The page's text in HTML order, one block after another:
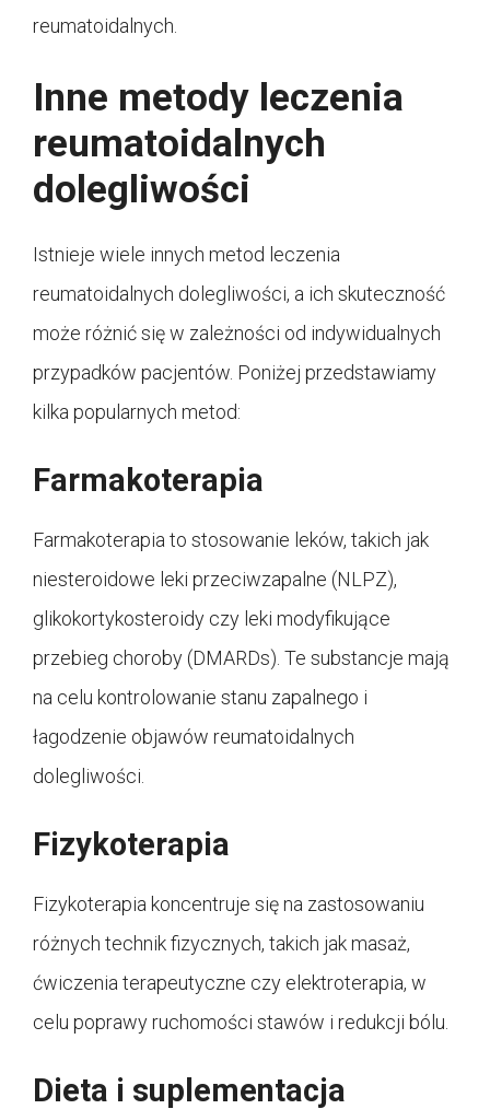
reumatoidalnych.
Inne metody leczenia
reumatoidalnych
dolegliwości
Istnieje wiele innych metod leczenia
reumatoidalnych dolegliwości, a ich skuteczność
może różnić się w zależności od indywidualnych
przypadków pacjentów. Poniżej przedstawiamy
kilka popularnych metod:
Farmakoterapia
Farmakoterapia to stosowanie leków, takich jak
niesteroidowe leki przeciwzapalne (NLPZ),
glikokortykosteroidy czy leki modyfikujące
przebieg choroby (DMARDs). Te substancje mają
na celu kontrolowanie stanu zapalnego i
łagodzenie objawów reumatoidalnych
dolegliwości.
Fizykoterapia
Fizykoterapia koncentruje się na zastosowaniu
różnych technik fizycznych, takich jak masaż,
ćwiczenia terapeutyczne czy elektroterapia, w
celu poprawy ruchomości stawów i redukcji bólu.
Dieta i suplementacja